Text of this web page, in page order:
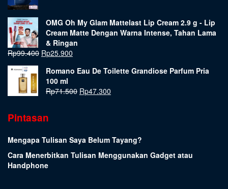
OMG Oh My Glam Mattelast Lip Cream 2.9 g - Lip
Cream Matte Dengan Warna Intense, Tahan Lama
& Ringan
Rp99.400 Rp25.900
Romano Eau De Toilette Grandiose Parfum Pria
100 ml
Rp71.500 Rp47.300
Pintasan
Mengapa Tulisan Saya Belum Tayang?
Cara Menerbitkan Tulisan Menggunakan Gadget atau
Handphone